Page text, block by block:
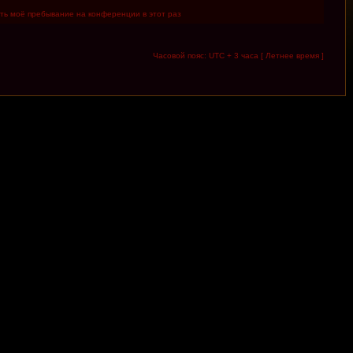
моё пребывание на конференции в этот раз
Часовой пояс: UTC + 3 часа [ Летнее время ]